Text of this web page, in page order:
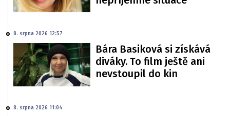
8. srpna 2026 12:57
Bára Basiková si získává
diváky. To film ještě ani
nevstoupil do kin
8. srpna 2026 11:04